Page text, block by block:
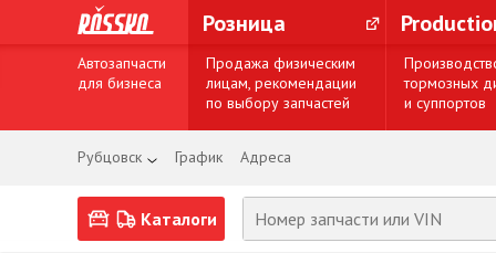
Розница
Автозапчасти
для бизнеса
Продажа физическим
лицам, рекомендации
по выбору запчастей
тормозных
и суппортов
Рубцовск График Адреса
Каталоги